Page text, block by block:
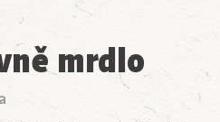
mrdlo